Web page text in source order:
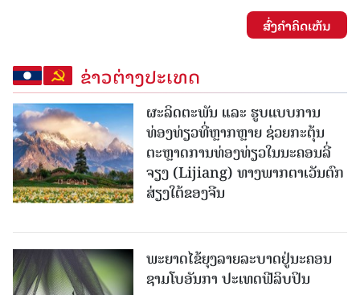
ສົ່ງຄໍາຄິດເຫັນ
ຂ່າວຕ່າງປະເທດ
ຜະລິດຕະພັນ ແລະ ຮູບແບບການ
ທ່ອງທ່ຽວທີ່ຫຼາກຫຼາຍ ຊ່ວຍກະຕຸ້ນ
ຕະຫຼາດການທ່ອງທ່ຽວໃນນະຄອນລີ່
ຈຽງ (Lijiang) ທາງພາກຕາເວັນຕົກ
ສ່ຽງໃຕ້ຂອງຈີນ
ພະຍາດໄຂ້ຍຸງລາຍລະບາດຢູ່ນະຄອນ
ຊາມໂບ​ອັນກາ ປະເທດຟີລິບປິນ